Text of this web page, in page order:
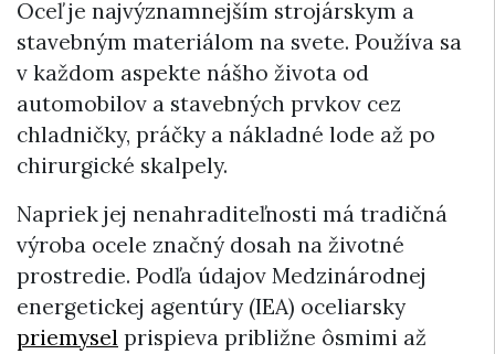
Oceľ je najvýznamnejším strojárskym a
stavebným materiálom na svete. Používa sa
v každom aspekte nášho života od
automobilov a stavebných prvkov cez
chladničky, práčky a nákladné lode až po
chirurgické skalpely.
Napriek jej nenahraditeľnosti má tradičná
výroba ocele značný dosah na životné
prostredie. Podľa údajov Medzinárodnej
energetickej agentúry (IEA) oceliarsky
priemysel prispieva približne ôsmimi až